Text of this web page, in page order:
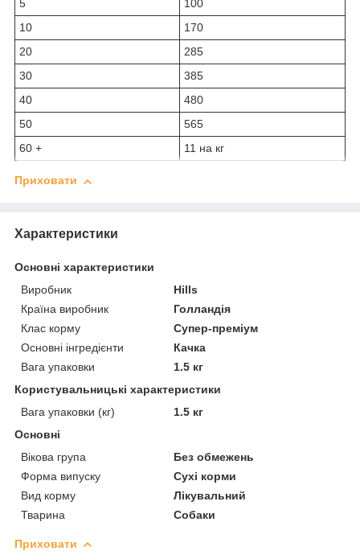
5
100
10
170
20
285
30
385
40
480
50
565
60 +
11 на кг
Приховати
Характеристики
Основні характеристики
Виробник
Hills
Країна виробник
Голландія
Клас корму
Супер-преміум
Основні інгредієнти
Качка
Вага упаковки
1.5 кг
Користувальницькі характеристики
Вага упаковки (кг)
1.5 кг
Основні
Вікова група
Без обмежень
Форма випуску
Сухі корми
Вид корму
Лікувальний
Тварина
Собаки
Приховати